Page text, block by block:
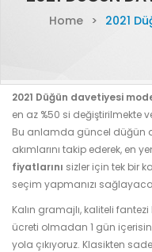
Home > 2021
2021 Düğün davetiyesi
en az %50 si değiştirilmekte
Bu anlamda güncel düğün
akımlarını takip ederek, en
fiyatlarını sizler için tek bir
seçim yapmanızı
Kalın gramajlı, kaliteli
ücreti olmadan 1 gün
yola çıkıyoruz. Klasikten